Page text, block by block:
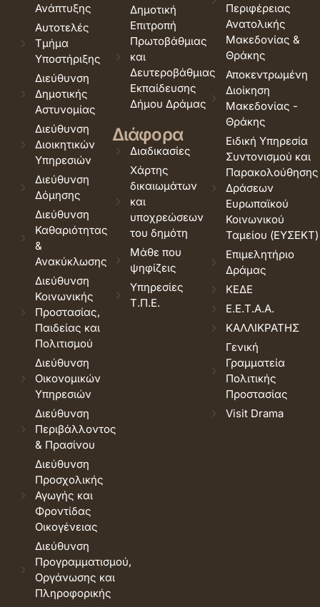
Ανάπτυξης
Αυτοτελές
Τμήμα
Υποστήριξης
Διεύθυνση
Δημοτικής
Αστυνομίας
Διεύθυνση
Διοικητικών
Υπηρεσιών
Διεύθυνση
Δόμησης
Διεύθυνση
Καθαριότητας
&
Ανακύκλωσης
Διεύθυνση
Κοινωνικής
Προστασίας,
Παιδείας και
Πολιτισμού
Διεύθυνση
Οικονομικών
Υπηρεσιών
Διεύθυνση
Περιβάλλοντος
& Πρασίνου
Διεύθυνση
Προσχολικής
Αγωγής και
Φροντίδας
Οικογένειας
Διεύθυνση
Προγραμματισμού,
Οργάνωσης και
Πληροφορικής
Δημοτική
Επιτροπή
Πρωτοβάθμιας
και
Δευτεροβάθμιας
Εκπαίδευσης
Δήμου Δράμας
Διάφορα
Διαδικασίες
Χάρτης
δικαιωμάτων
και
υποχρεώσεων
του δημότη
Μάθε που
ψηφίζεις
Υπηρεσίες
Τ.Π.Ε.
Περιφέρειας
Ανατολικής
Μακεδονίας &
Θράκης
Αποκεντρωμένη
Διοίκηση
Μακεδονίας -
Θράκης
Ειδική Υπηρεσία
Συντονισμού και
Παρακολούθησης
Δράσεων
Ευρωπαϊκού
Κοινωνικού
Ταμείου (ΕΥΣΕΚΤ)
Επιμελητήριο
Δράμας
ΚΕΔΕ
Ε.Ε.Τ.Α.Α.
ΚΑΛΛΙΚΡΑΤΗΣ
Γενική
Γραμματεία
Πολιτικής
Προστασίας
Visit Drama